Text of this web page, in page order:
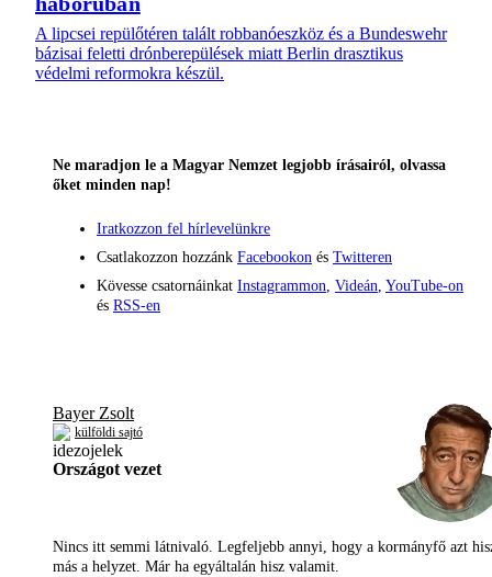
A lipcsei repülőtéren talált robbanóeszköz és a Bundeswehr
bázisai feletti drónberepülések miatt Berlin drasztikus
védelmi reformokra készül.
Ne maradjon le a Magyar Nemzet legjobb írásairól, olvassa
őket minden nap!
Iratkozzon fel hírlevelünkre
Csatlakozzon hozzánk Facebookon és Twitteren
Kövesse csatornáinkat Instagrammon, Videán, YouTube-on
és RSS-en
Bayer Zsolt
külföldi sajtó
Országot vezet
Nincs itt semmi látnivaló. Legfeljebb annyi, hogy a kormányfő azt
más a helyzet. Már ha egyáltalán hisz valamit.